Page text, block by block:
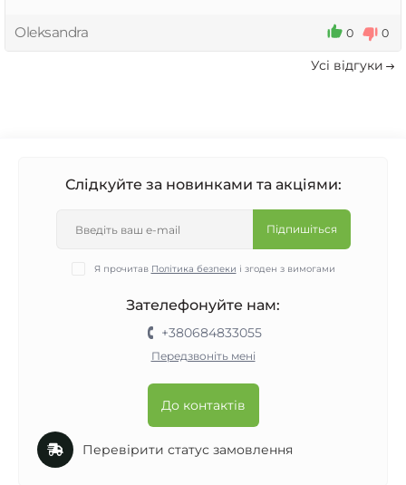
ремінералізації.
Oleksandra 0 0
Усi вiдгуки
Слідкуйте за новинками та акціями:
Підпишіться
Я прочитав Політика безпеки і згоден з вимогами
Зателефонуйте нам:
+380684833055
Передзвоніть мені
До контактів
Перевірити статус замовлення